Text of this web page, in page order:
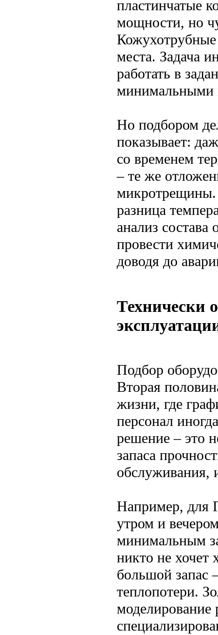
пластинчатые
мощности, но
места. Задача
работать в
минимальными
Но подбором
показывает:
со временем
– те же
микротрещины.
разница
анализ
провести
доводя до
Технически
Подбор
Вторая
жизни, где
персонал
решение – это
запаса
обслуживания,
Например, для
утром и
минимальным
никто не
большой запас
теплопотери.